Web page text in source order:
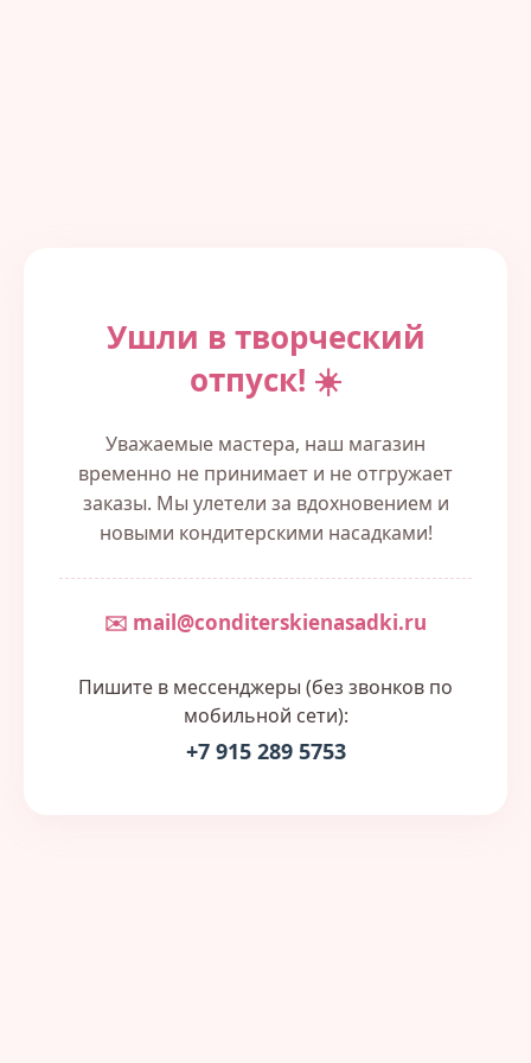
Ушли в творческий
отпуск! ☀️
Уважаемые мастера, наш магазин
временно не принимает и не отгружает
заказы. Мы улетели за вдохновением и
новыми кондитерскими насадками!
✉️ mail@conditerskienasadki.ru
Пишите в мессенджеры (без звонков по
мобильной сети):
+7 915 289 5753